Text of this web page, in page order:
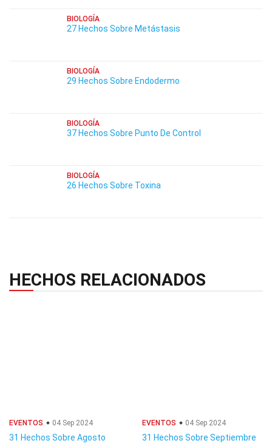
BIOLOGÍA
27 Hechos Sobre Metástasis
BIOLOGÍA
29 Hechos Sobre Endodermo
BIOLOGÍA
37 Hechos Sobre Punto De Control
BIOLOGÍA
26 Hechos Sobre Toxina
HECHOS RELACIONADOS
EVENTOS 04 Sep 2024
31 Hechos Sobre Agosto
EVENTOS 04 Sep 2024
31 Hechos Sobre Septiembre